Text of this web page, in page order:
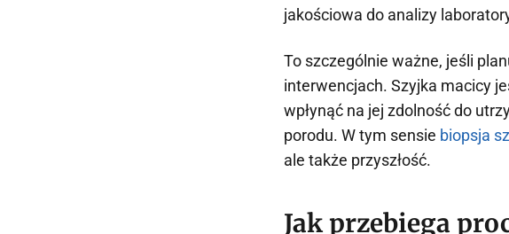
jakościowa do analizy
To szczególnie ważne, jeśli
interwencjach. Szyjka macicy
wpłynąć na jej zdolność do
porodu. W tym sensie biopsja
ale także przyszłość.
Jak przebiega